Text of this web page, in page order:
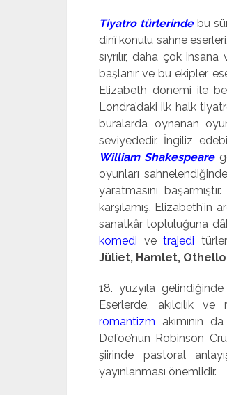
Tiyatro türlerinde bu
dinî konulu sahne
sıyrılır, daha çok
başlanır ve bu ekipler,
Elizabeth dönemi ile
Londra’daki ilk halk
buralarda oynanan
seviyededir. İngiliz
William Shakespeare
oyunları
yaratmasını
karşılamış, Elizabeth’in
sanatkâr topluluğuna
komedi vetrajedi
Jüliet, Hamlet,
18. yüzyıla
Eserlerde, akılcılık
romantizm akımının
Defoe’nun Robinson
şiirinde pastoral
yayınlanması önemlidir.